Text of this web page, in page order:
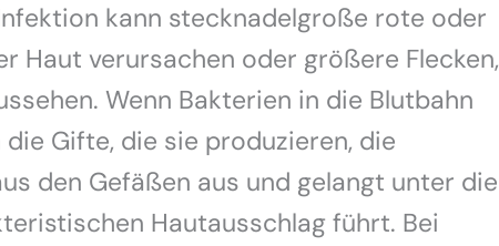
kann stecknadelgroße rote oder
Haut verursachen oder größere Flecken,
Wenn Bakterien in die Blutbahn
Gifte, die sie produzieren, die
den Gefäßen aus und gelangt unter die
Hautausschlag führt. Bei